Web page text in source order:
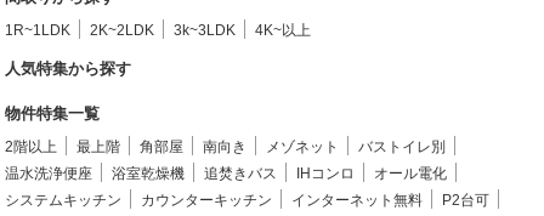
1R~1LDK 2K~2LDK 3k~3LDK 4K~以上
人気特集から探す
物件特集一覧
2階以上 最上階 角部屋 南向き メゾネット
バストイレ別
温水洗浄便座
浴室乾燥機 追焚きバス IHコンロ
オール電化
システムキッチン
カウンターキッチン インターネット無料
P2台可